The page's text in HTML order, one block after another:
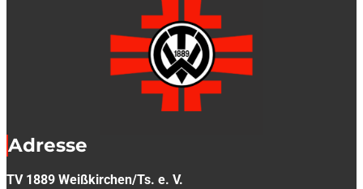
Adresse
TV 1889 Weißkirchen/Ts. e. V.